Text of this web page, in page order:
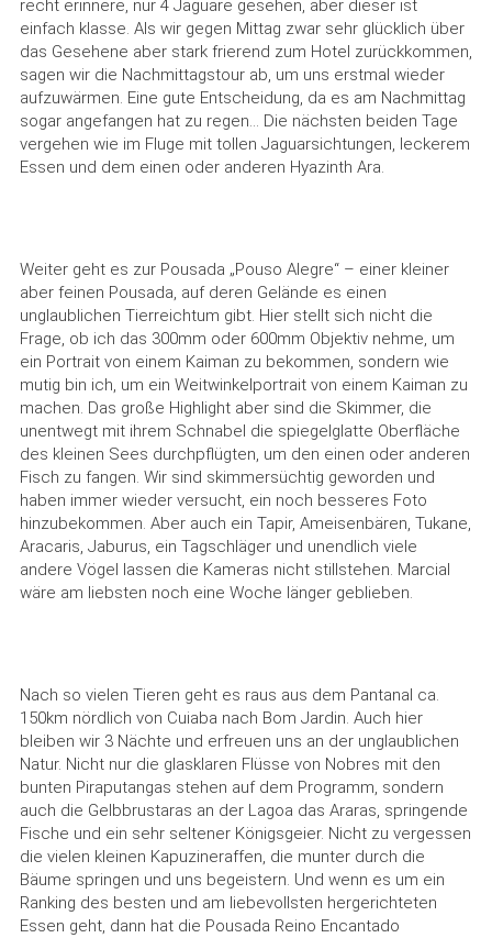
recht erinnere, nur 4 Jaguare gesehen, aber dieser ist
einfach klasse. Als wir gegen Mittag zwar sehr glücklich über
das Gesehene aber stark frierend zum Hotel zurückkommen,
sagen wir die Nachmittagstour ab, um uns erstmal wieder
aufzuwärmen. Eine gute Entscheidung, da es am Nachmittag
sogar angefangen hat zu regen... Die nächsten beiden Tage
vergehen wie im Fluge mit tollen Jaguarsichtungen, leckerem
Essen und dem einen oder anderen Hyazinth Ara.
Weiter geht es zur Pousada „Pouso Alegre“ – einer kleiner
aber feinen Pousada, auf deren Gelände es einen
unglaublichen Tierreichtum gibt. Hier stellt sich nicht die
Frage, ob ich das 300mm oder 600mm Objektiv nehme, um
ein Portrait von einem Kaiman zu bekommen, sondern wie
mutig bin ich, um ein Weitwinkelportrait von einem Kaiman zu
machen. Das große Highlight aber sind die Skimmer, die
unentwegt mit ihrem Schnabel die spiegelglatte Oberfläche
des kleinen Sees durchpflügten, um den einen oder anderen
Fisch zu fangen. Wir sind skimmersüchtig geworden und
haben immer wieder versucht, ein noch besseres Foto
hinzubekommen. Aber auch ein Tapir, Ameisenbären, Tukane,
Aracaris, Jaburus, ein Tagschläger und unendlich viele
andere Vögel lassen die Kameras nicht stillstehen. Marcial
wäre am liebsten noch eine Woche länger geblieben.
Nach so vielen Tieren geht es raus aus dem Pantanal ca.
150km nördlich von Cuiaba nach Bom Jardin. Auch hier
bleiben wir 3 Nächte und erfreuen uns an der unglaublichen
Natur. Nicht nur die glasklaren Flüsse von Nobres mit den
bunten Piraputangas stehen auf dem Programm, sondern
auch die Gelbbrustaras an der Lagoa das Araras, springende
Fische und ein sehr seltener Königsgeier. Nicht zu vergessen
die vielen kleinen Kapuzineraffen, die munter durch die
Bäume springen und uns begeistern. Und wenn es um ein
Ranking des besten und am liebevollsten hergerichteten
Essen geht, dann hat die Pousada Reino Encantado